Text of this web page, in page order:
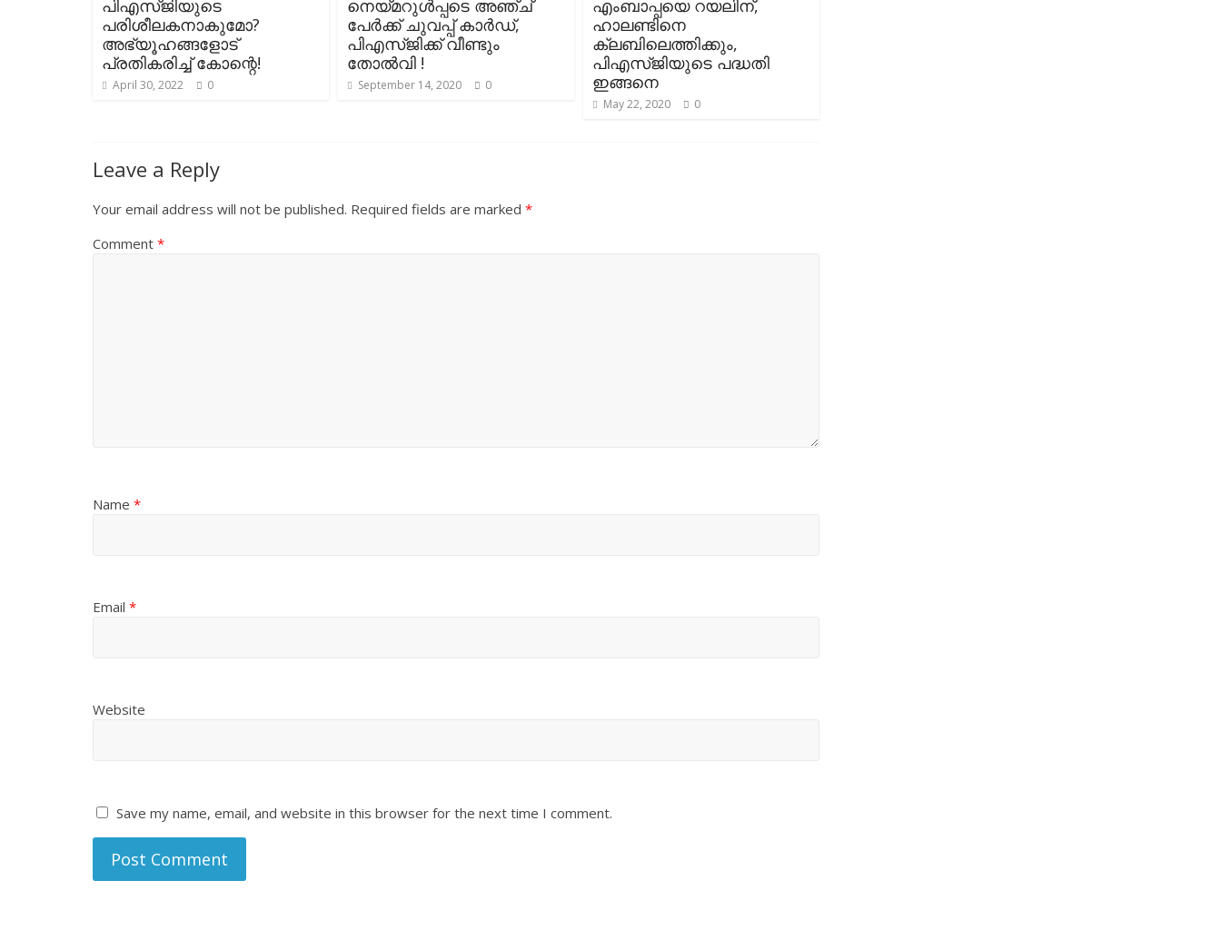
പിഎസ്ജിയുടെ
പരിശീലകനാകുമോ?
അഭ്യൂഹങ്ങളോട്
പ്രതികരിച്ച് കോന്റെ!
April 30, 2022 0
നെയ്മറുൾപ്പടെ അഞ്ച്
പേർക്ക് ചുവപ്പ് കാർഡ്,
പിഎസ്ജിക്ക് വീണ്ടും
തോൽവി !
September 14, 2020 0
എംബാപ്പയെ റയലിന്,
ഹാലണ്ടിനെ
ക്ലബിലെത്തിക്കും,
പിഎസ്ജിയുടെ പദ്ധതി
ഇങ്ങനെ
May 22, 2020 0
Leave a Reply
Your email address will not be published. Required fields are marked *
Comment *
Name *
Email *
Website
Save my name, email, and website in this browser for the next time I comment.